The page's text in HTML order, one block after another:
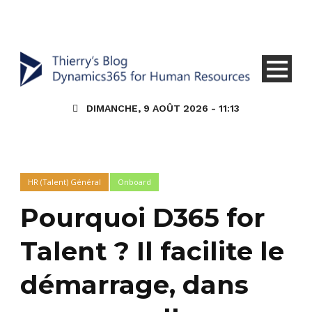
DIMANCHE, 9 AOÛT 2026 - 11:13
HR (Talent) Général Onboard
Pourquoi D365 for
Talent ? Il facilite le
démarrage, dans